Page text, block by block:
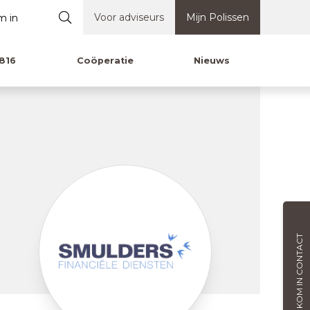
Voor adviseurs Mijn Polissen
Coöperatie Nieuws
KOM IN CONTACT